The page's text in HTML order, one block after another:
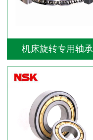
机床旋转专用轴承